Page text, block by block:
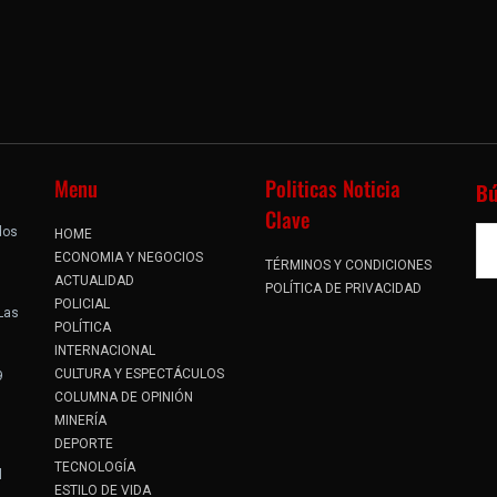
Menu
HOME
ECONOMIA Y NEGOCIOS
ACTUALIDAD
POLICIAL
POLÍTICA
INTERNACIONAL
CULTURA Y ESPECTÁCULOS
COLUMNA DE OPINIÓN
MINERÍA
DEPORTE
TECNOLOGÍA
ESTILO DE VIDA
Politicas Noticia
Clave
TÉRMINOS Y CONDICIONES
POLÍTICA DE PRIVACIDAD